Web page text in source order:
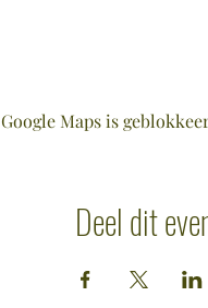
Google Maps is
Deel dit